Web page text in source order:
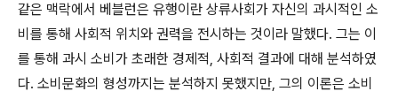
같은 맥락에서 베블런은 유행이란 상류사회가 자신의 과시적인 소
비를 통해 사회적 위치와 권력을 전시하는 것이라 말했다. 그는 이
를 통해 과시 소비가 초래한 경제적, 사회적 결과에 대해 분석하였
다. 소비문화의 형성까지는 분석하지 못했지만, 그의 이론은 소비